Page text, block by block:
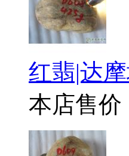
红翡|达
本店售价